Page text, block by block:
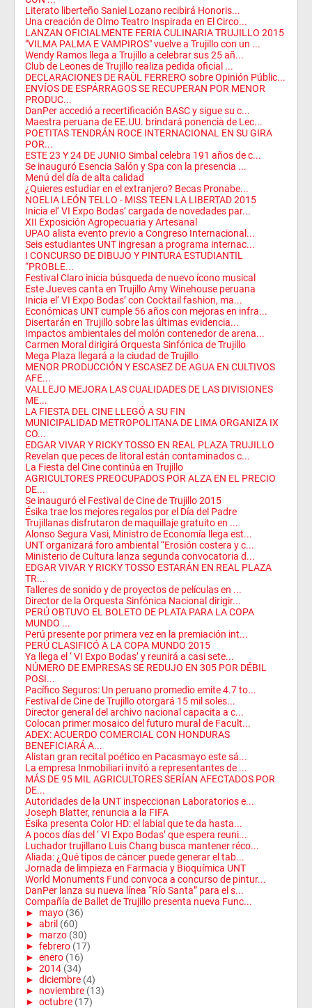
Literato liberteño Saniel Lozano recibirá Honoris...
Una creación de Olmo Teatro Inspirada en El Circo...
LANZAN OFICIALMENTE FERIA CULINARIA TRUJILLO 2015
"VILMA PALMA E VAMPIROS" vuelve a Trujillo con un ...
Wendy Ramos llega a Trujillo a celebrar sus 25 añ...
Club de Leones de Trujillo realiza pedida oficial ...
DECLARACIONES DE RAÙL FERRERO sobre Opinión Públic...
ENVÍOS DE ESPÁRRAGOS SE RECUPERAN POR MENOR
PRODUC...
DanPer accedió a recertificación BASC y sigue su c...
Maestra peruana de EE.UU. brindará ponencia de Lec...
POETITAS TENDRÁN ROCE INTERNACIONAL EN SU GIRA
POR...
ESTE 23 Y 24 DE JUNIO Simbal celebra 191 años de c...
Se inauguró Esencia Salón y Spa con la presencia ...
Menú del día de alta calidad
¿Quieres estudiar en el extranjero? Becas Pronabe...
NOELIA LEÓN TELLO - MISS TEEN LA LIBERTAD 2015
Inicia el‘ VI Expo Bodas’ cargada de novedades par...
XII Exposición Agropecuaria y Artesanal
UPAO alista evento previo a Congreso Internacional...
Seis estudiantes UNT ingresan a programa internac...
I CONCURSO DE DIBUJO Y PINTURA ESTUDIANTIL
“PROBLE...
Festival Claro inicia búsqueda de nuevo ícono musical
Este Jueves canta en Trujillo Amy Winehouse peruana
Inicia el‘ VI Expo Bodas’ con Cocktail fashion, ma...
Económicas UNT cumple 56 años con mejoras en infra...
Disertarán en Trujillo sobre las últimas evidencia...
Impactos ambientales del molón contenedor de arena...
Carmen Moral dirigirá Orquesta Sinfónica de Trujillo
Mega Plaza llegará a la ciudad de Trujillo
MENOR PRODUCCIÓN Y ESCASEZ DE AGUA EN CULTIVOS
AFE...
VALLEJO MEJORA LAS CUALIDADES DE LAS DIVISIONES
ME...
LA FIESTA DEL CINE LLEGÓ A SU FIN
MUNICIPALIDAD METROPOLITANA DE LIMA ORGANIZA IX
CO...
EDGAR VIVAR Y RICKY TOSSO EN REAL PLAZA TRUJILLO
Revelan que peces de litoral están contaminados c...
La Fiesta del Cine continúa en Trujillo
AGRICULTORES PREOCUPADOS POR ALZA EN EL PRECIO
DE...
Se inauguró el Festival de Cine de Trujillo 2015
Ésika trae los mejores regalos por el Día del Padre
Trujillanas disfrutaron de maquillaje gratuito en ...
Alonso Segura Vasi, Ministro de Economía llega est...
UNT organizará foro ambiental “Erosión costera y c...
Ministerio de Cultura lanza segunda convocatoria d...
EDGAR VIVAR Y RICKY TOSSO ESTARÁN EN REAL PLAZA
TR...
Talleres de sonido y de proyectos de películas en ...
Director de la Orquesta Sinfónica Nacional dirigir...
PERÚ OBTUVO EL BOLETO DE PLATA PARA LA COPA
MUNDO ...
Perú presente por primera vez en la premiación int...
PERÚ CLASIFICÓ A LA COPA MUNDO 2015
Ya llega el ‘ VI Expo Bodas’ y reunirá a casi sete...
NÚMERO DE EMPRESAS SE REDUJO EN 305 POR DÉBIL
POSI...
Pacífico Seguros: Un peruano promedio emite 4.7 to...
Festival de Cine de Trujillo otorgará 15 mil soles...
Director general del archivo nacional capacita a c...
Colocan primer mosaico del futuro mural de Facult...
ADEX: ACUERDO COMERCIAL CON HONDURAS
BENEFICIARÁ A...
Alistan gran recital poético en Pacasmayo este sá...
La empresa Inmobiliari invitó a representantes de ...
MÁS DE 95 MIL AGRICULTORES SERÍAN AFECTADOS POR
DE...
Autoridades de la UNT inspeccionan Laboratorios e...
Joseph Blatter, renuncia a la FIFA
Ésika presenta Color HD: el labial que te da hasta...
A pocos días del ‘ VI Expo Bodas’ que espera reuni...
Luchador trujillano Luis Chang busca mantener réco...
Aliada: ¿Qué tipos de cáncer puede generar el tab...
Jornada de limpieza en Farmacia y Bioquímica UNT
World Monuments Fund convoca a concurso de pintur...
DanPer lanza su nueva línea “Río Santa” para el s...
Compañía de Ballet de Trujillo presenta nueva Func...
► mayo (36)
► abril (60)
► marzo (30)
► febrero (17)
► enero (16)
► 2014 (34)
► diciembre (4)
► noviembre (13)
► octubre (17)